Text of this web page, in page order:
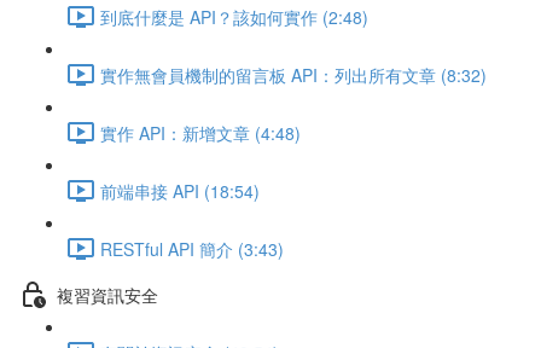
到底什麼是 API？該如何實作 (2:48)
實作無會員機制的留言板 API：列出所有文章 (8:32)
實作 API：新增文章 (4:48)
前端串接 API (18:54)
RESTful API 簡介 (3:43)
複習資訊安全